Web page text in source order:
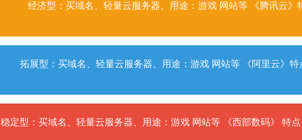
经济型：买域名、轻量云服务器、用途：游戏 网站等 《腾讯云》
拓展型：买域名、轻量云服务器、用途：游戏 网站等 《阿里云》
稳定型：买域名、轻量云服务器、用途：游戏 网站等 《西部数码》 特